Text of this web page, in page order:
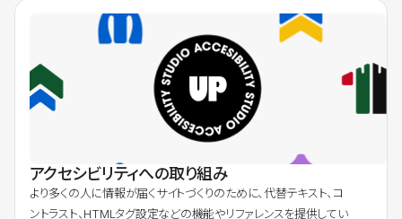
アクセシビリティへの取り組み
より多くの人に情報が届くサイトづくりのために、代替テキスト、コ
ントラスト、HTMLタグ設定などの機能やリファレンスを提供してい